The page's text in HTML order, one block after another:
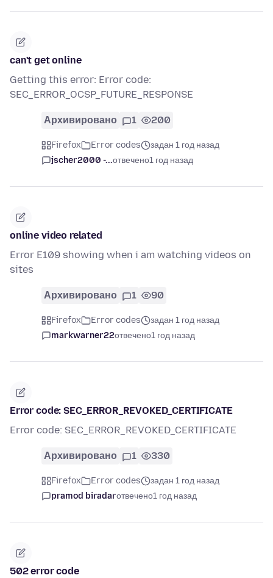
can't get online
Getting this error: Error code:
SEC_ERROR_OCSP_FUTURE_RESPONSE
Архивировано 1 200
Firefox Error codes
задан 1 год назад
jscher2000 -...отвечено1 год назад
online video related
Error E109 showing when i am watching videos on
sites
Архивировано 1 90
Firefox Error codes
задан 1 год назад
markwarner22отвечено1 год назад
Error code: SEC_ERROR_REVOKED_CERTIFICATE
Error code: SEC_ERROR_REVOKED_CERTIFICATE
Архивировано 1 330
Firefox Error codes
задан 1 год назад
pramod biradarотвечено1 год назад
502 error code